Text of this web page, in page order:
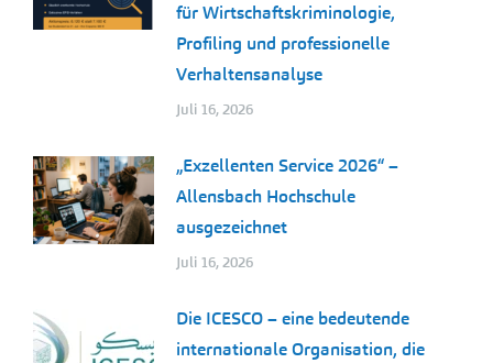
für Wirtschaftskriminologie,
Profiling und professionelle
Verhaltensanalyse
Juli 16, 2026
„Exzellenten Service 2026“ –
Allensbach Hochschule
ausgezeichnet
Juli 16, 2026
Die ICESCO – eine bedeutende
internationale Organisation, die